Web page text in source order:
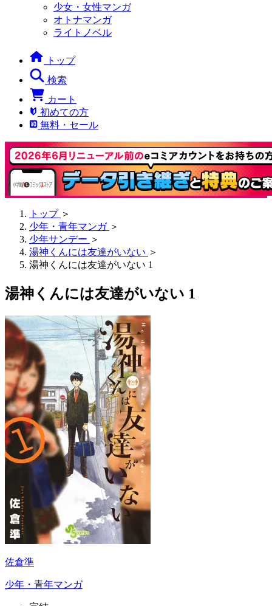
少女・女性マンガ
オトナマンガ
ライトノベル
トップ
検索
カート
初めての方
無料・セール
トップ ＞
少年・青年マンガ ＞
少年サンデー ＞
湯神くんには友達がいない ＞
湯神くんには友達がいない 1
湯神くんには友達がいない 1
佐倉準
少年・青年マンガ